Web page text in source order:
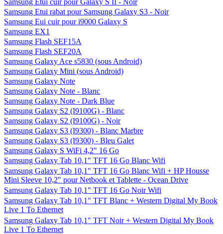
Samsung Etui cuir pour Galaxy S II - Noir
Samsung Etui rabat pour Samsung Galaxy S3 - Noir
Samsung Eui cuir pour i9000 Galaxy S
Samsung EX1
Samsung Flash SEF15A
Samsung Flash SEF20A
Samsung Galaxy Ace s5830 (sous Android)
Samsung Galaxy Mini (sous Android)
Samsung Galaxy Note
Samsung Galaxy Note - Blanc
Samsung Galaxy Note - Dark Blue
Samsung Galaxy S2 (I9100G) - Blanc
Samsung Galaxy S2 (I9100G) - Noir
Samsung Galaxy S3 (I9300) - Blanc Marbre
Samsung Galaxy S3 (I9300) - Bleu Galet
Samsung Galaxy S WiFi 4,2" 16 Go
Samsung Galaxy Tab 10,1" TFT 16 Go Blanc Wifi
Samsung Galaxy Tab 10,1" TFT 16 Go Blanc Wifi + HP Housse
Mini Sleeve 10,2" pour Netbook et Tablette - Ocean Drive
Samsung Galaxy Tab 10,1" TFT 16 Go Noir Wifi
Samsung Galaxy Tab 10,1" TFT Blanc + Western Digital My Book
Live 1 To Ethernet
Samsung Galaxy Tab 10,1" TFT Noir + Western Digital My Book
Live 1 To Ethernet